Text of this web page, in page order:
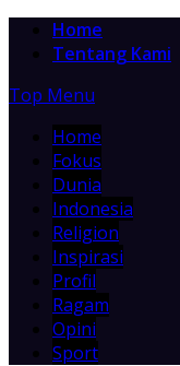
Home
Tentang Kami
Top Menu
Home
Fokus
Dunia
Indonesia
Religion
Inspirasi
Profil
Ragam
Opini
Sport